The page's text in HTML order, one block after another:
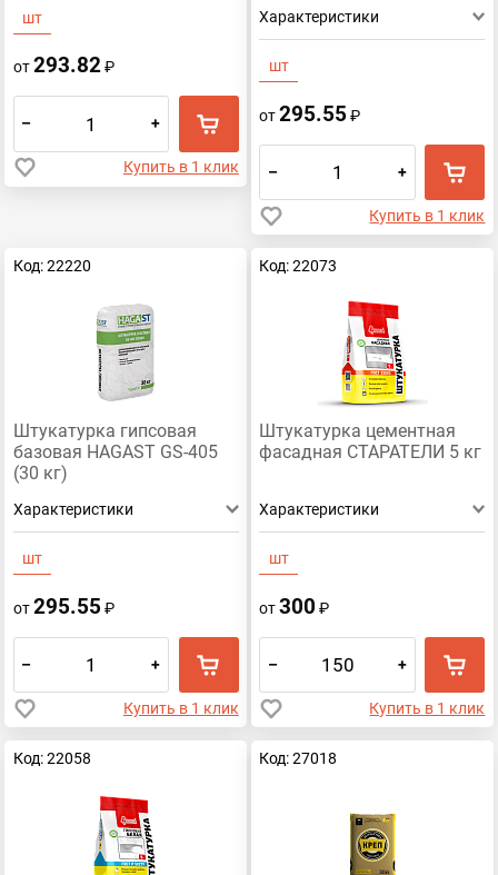
шт
от293.82₽
– +
Купить в 1 клик
Характеристики
шт
от295.55 ₽
– +
Купить в 1 клик
Код: 22220
Штукатурка гипсовая
базовая HAGAST GS-405
(30 кг)
Характеристики
шт
от295.55 ₽
– +
Купить в 1 клик
Код: 22073
Штукатурка цементная
фасадная СТАРАТЕЛИ 5 кг
Характеристики
шт
от300 ₽
– +
Купить в 1 клик
Код: 22058 Код: 27018